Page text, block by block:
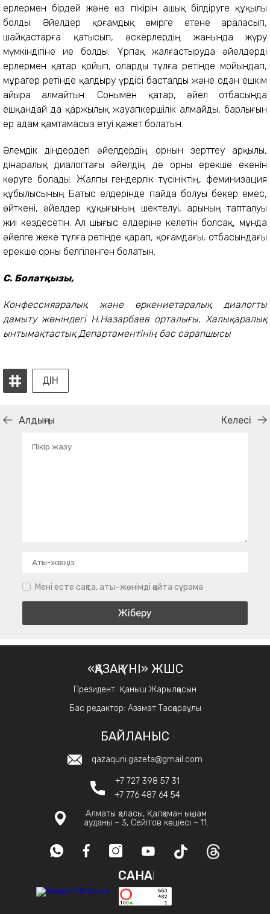
ерлермен бірдей және өз пікірін ашық білдіруге құқылы
болды. Әйелдер қоғамдық өмірге етене араласып,
шайқастарға қатысып, әскерлердің жанында жүру
мүмкіндігіне ие болды. Ұрпақ жалғастыруда әйелдерді
ерлермен қатар қойып, оларды тұлға ретінде мойындап,
мұрагер ретінде қалдыру үрдісі басталды және одан ешкім
айыра алмайтын. Сонымен қатар, әйел отбасында
ешқандай да қаржылық жауапкершілік алмайды, барлығын
ер адам қамтамасыз етуі қажет болатын.
Әлемдік діндердегі әйелдердің орнын зерттеу арқылы,
дінаралық диалогтағы әйелдің де орны ерекше екенін
көруге болады. Жалпы гендерлік түсініктің, феминизация
құбылысының Батыс елдерінде пайда болуы бекер емес,
өйткені, әйелдер құқығының шектелуі, арының тапталуы
жиі кездесетін. Ал шығыс елдеріне келетін болсақ, мұнда
әйелге жеке тұлға ретінде қарап, қоғамдағы, отбасындағы
ерекше орны белгіленген болатын.
С. Болатқызы,
Конфессияаралық және өркениетаралық диалогты
дамыту жөніндегі Н.Назарбаев орталығы, Халықаралық
ынтымақтастық Департаментінің бас сарапшысы
ДІН
Алдыңғы Келесі
Мені есте сақта, аты-жөнімді қайта сұрама
«ҚАЗАҚ ҮНІ» ЖШС
Президент: Қаныш Жарылқасын
Бас редактор: Азамат Тасқараұлы
БАЙЛАНЫС
qazaquni.gazeta@gmail.com
+7 727 398 57 31
+7 776 487 64 54
Алматы қаласы, Қалқаман ықшам
ауданы – 3, Сейітов көшесі – 11.
САНАҚ